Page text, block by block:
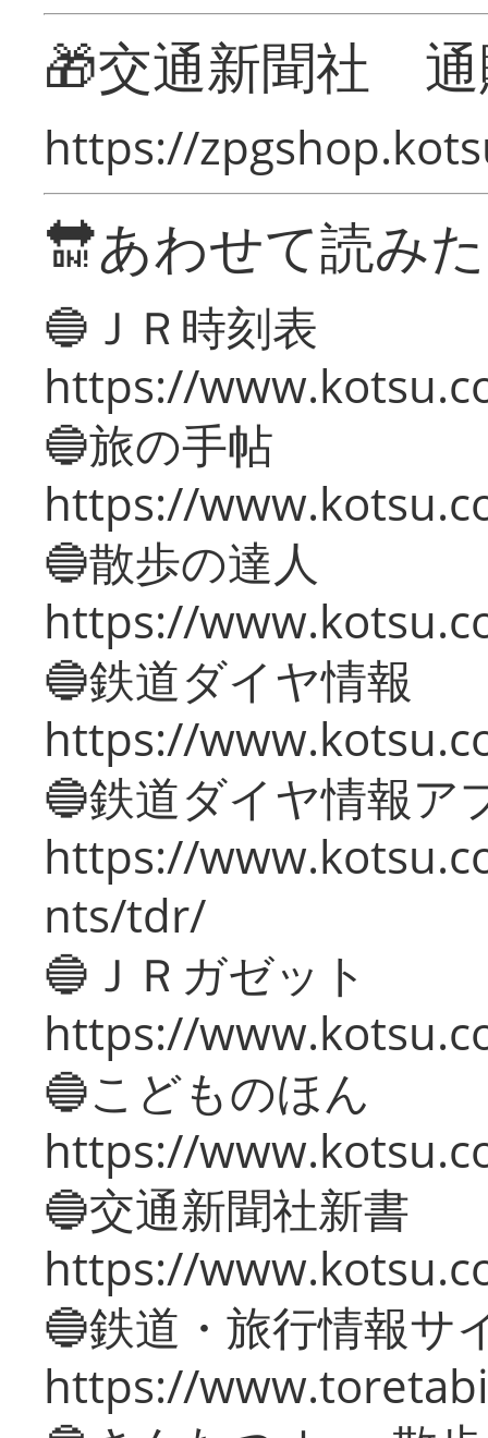
🎁交通新聞社
https://
🔛あわせて読み
🔵ＪＲ時刻表
https://
🔵旅の手帖
https://
🔵散歩の達人
https://
🔵鉄道ダイヤ情報
https://
🔵鉄道ダイヤ情報ア
https://
nts/tdr/
🔵ＪＲガゼット
https://
🔵こどものほん
https://
🔵交通新聞社新書
https://
🔵鉄道・旅行情報サ
https://